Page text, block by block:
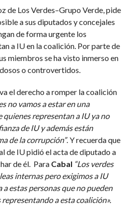
de Los Verdes–Grupo Verde, pide
a sus diputados y concejales
de forma urgente los
a IU en la coalición. Por parte de
miembros se ha visto inmerso en
o controvertidos.
el derecho a romper la coalición
no vamos a estar en una
representan a IU ya no
de IU y además están
de la corrupción”. Y recuerda que
de IU pidió el acta de diputado a
de él. Para Cabal “Los verdes
internas pero exigimos a IU
estas personas que no pueden
a esta coalición».